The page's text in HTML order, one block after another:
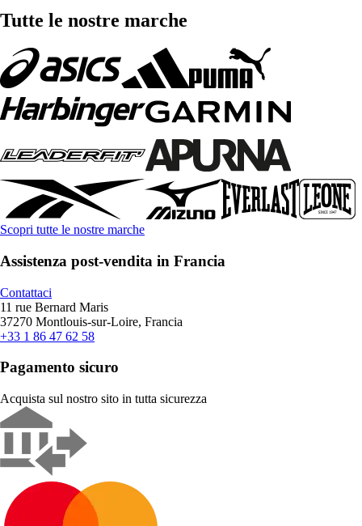
Tutte le nostre marche
Scopri tutte le nostre marche
Assistenza post-vendita in Francia
Contattaci
11 rue Bernard Maris
37270 Montlouis-sur-Loire, Francia
+33 1 86 47 62 58
Pagamento sicuro
Acquista sul nostro sito in tutta sicurezza